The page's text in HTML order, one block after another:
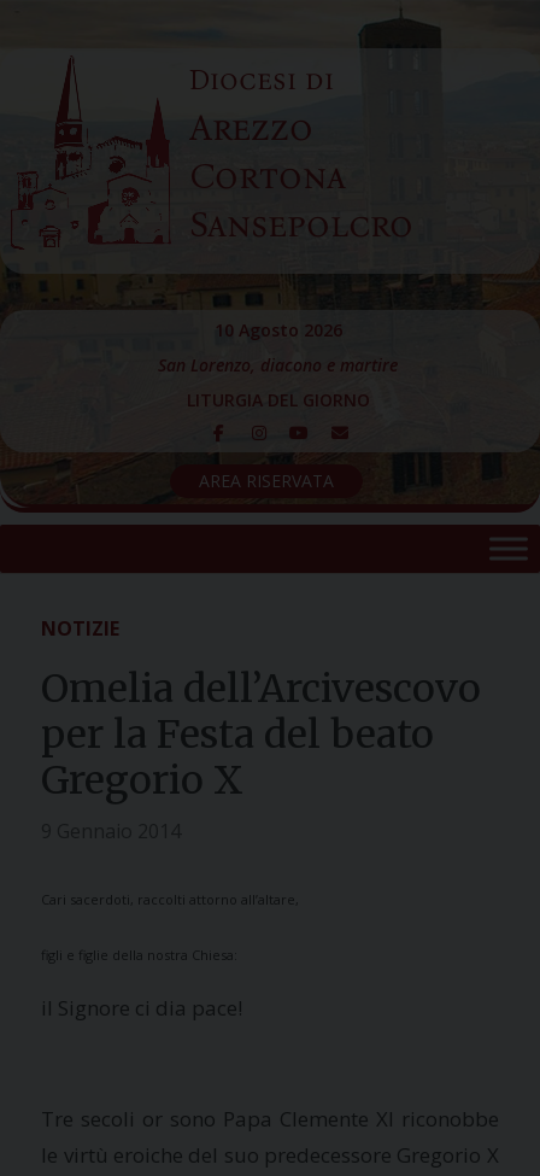
content
Diocesi di
Arezzo
Cortona
Sansepolcro
10 Agosto 2026
San Lorenzo, diacono e martire
LITURGIA DEL GIORNO
AREA RISERVATA
NOTIZIE
Omelia dell’Arcivescovo
per la Festa del beato
Gregorio X
Cari sacerdoti, raccolti attorno all’altare,
figli e figlie della nostra Chiesa:
il Signore ci dia pace!
Tre secoli or sono Papa Clemente XI riconobbe
le virtù eroiche del suo predecessore Gregorio X